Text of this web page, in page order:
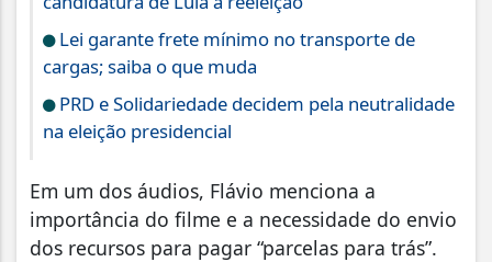
Lei garante frete mínimo no transporte de
cargas; saiba o que muda
PRD e Solidariedade decidem pela neutralidade
na eleição presidencial
Em um dos áudios, Flávio menciona a
importância do filme e a necessidade do envio
dos recursos para pagar “parcelas para trás”.